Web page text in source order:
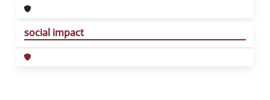
social impact